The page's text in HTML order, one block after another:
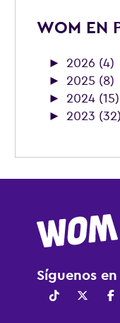
WOM EN
► 2026 (4)
► 2025 (8)
► 2024 (15)
► 2023 (32)
Síguenos